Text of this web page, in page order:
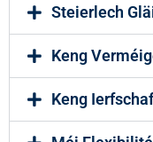
Steierlech
Keng
Keng